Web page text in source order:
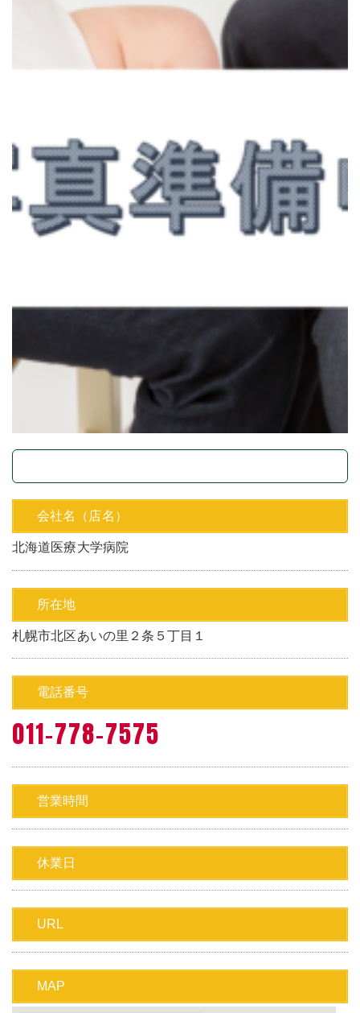
会社名（店名）
北海道医療大学病院
所在地
札幌市北区あいの里２条５丁目１
電話番号
011-778-7575
営業時間
休業日
URL
MAP